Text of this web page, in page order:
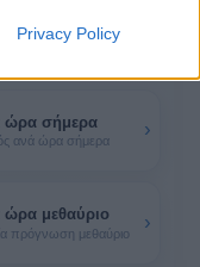
Privacy Policy
ώρα σήμερα
ανά ώρα σήμερα ›
ώρα μεθαύριο
πρόγνωση μεθαύριο ›